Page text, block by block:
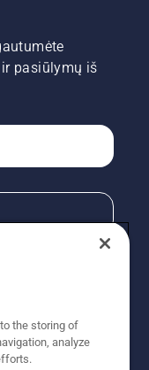
pasiūlymų iš
the storing of
analyze